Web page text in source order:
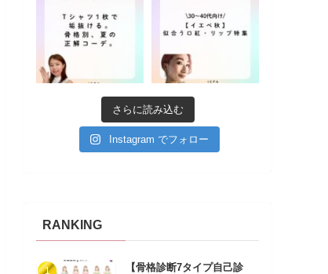
さらに読み込む
Instagram でフォロー
RANKING
【骨格診断7タイプ自己診